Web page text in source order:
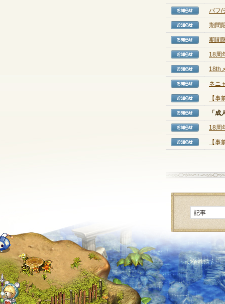
【お
バフ/
【お
期間
【お
期間
【お
18周
【お
18th
【お
ネニ
【お
【
【お
「
【お
18周
【お
【